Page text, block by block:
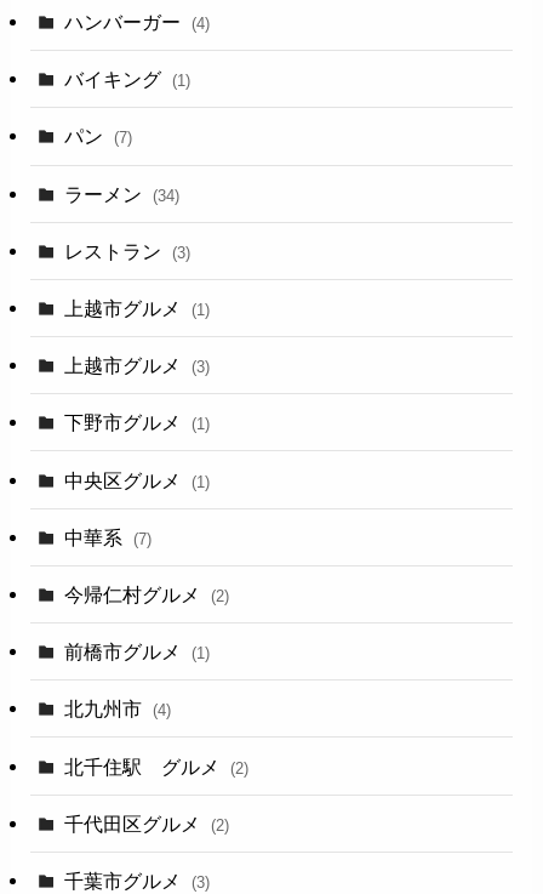
ハンバーガー (4)
バイキング (1)
パン (7)
ラーメン (34)
レストラン (3)
上越市グルメ (1)
上越市グルメ (3)
下野市グルメ (1)
中央区グルメ (1)
中華系 (7)
今帰仁村グルメ (2)
前橋市グルメ (1)
北九州市 (4)
北千住駅 グルメ (2)
千代田区グルメ (2)
千葉市グルメ (3)